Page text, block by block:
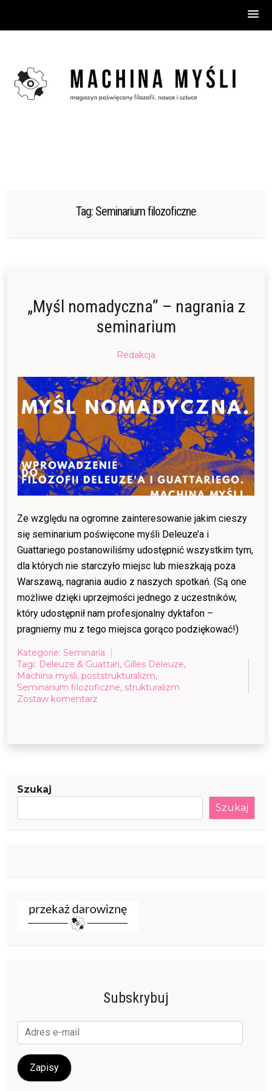
content
Tag: Seminarium filozoficzne
„Myśl nomadyczna” – nagrania z
seminarium
Posted
13/11/201505/02/2016
Redakcja
Ze względu na ogromne zainteresowanie jakim cieszy
się seminarium poświęcone myśli Deleuze’a i
Guattariego postanowiliśmy udostępnić wszystkim tym,
dla których nie starczyło miejsc lub mieszkają poza
Warszawą, nagrania audio z naszych spotkań. (Są one
możliwe dzięki uprzejmości jednego z uczestników,
który udostępnił nam profesjonalny dyktafon –
pragniemy mu z tego miejsca gorąco podziękować!)
Kategorie: Seminaria
Tagi: Deleuze & Guattari, Gilles Deleuze,
Machina myśli, poststrukturalizm,
Seminarium filozoficzne, strukturalizm
Zostaw komentarz
nagrania
Szukaj
Szukaj
Subskrybuj
Adres
e-
mail
Zapisy